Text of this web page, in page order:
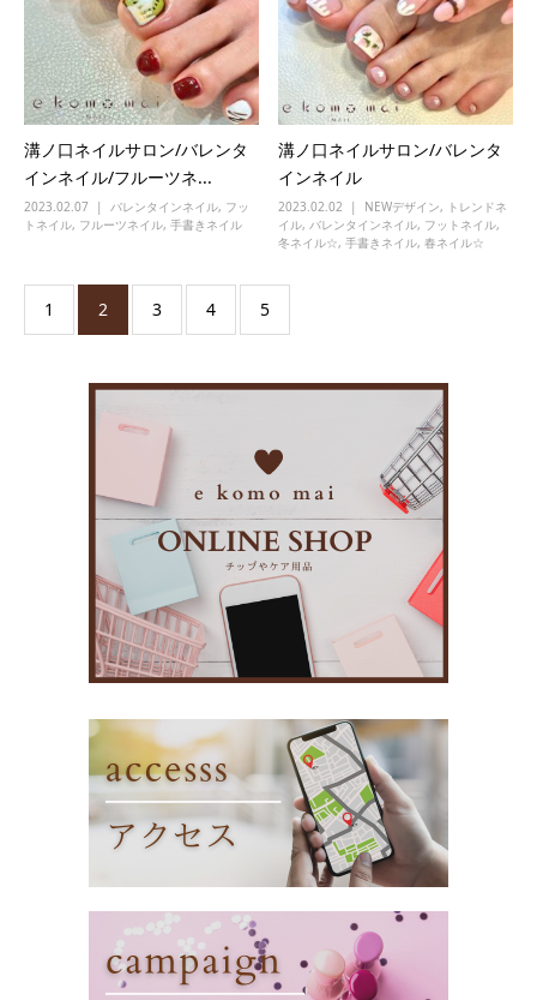
溝ノ口ネイルサロン/バレンタ
インネイル/フルーツネ...
2023.02.07 バレンタインネイル, フッ
トネイル, フルーツネイル, 手書きネイル
溝ノ口ネイルサロン/バレンタ
インネイル
2023.02.02 NEWデザイン, トレンドネ
イル, バレンタインネイル, フットネイル,
冬ネイル☆, 手書きネイル, 春ネイル☆
1 2 3 4 5